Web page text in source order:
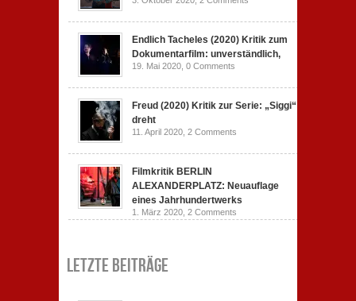
Endlich Tacheles (2020) Kritik zum
Dokumentarfilm: unverständlich,
19. Mai 2020, 0 Comments
Freud (2020) Kritik zur Serie: „Siggi“
dreht
11. April 2020, 2 Comments
Filmkritik BERLIN
ALEXANDERPLATZ: Neuauflage
eines Jahrhundertwerks
1. März 2020, 2 Comments
Letzte Beiträge